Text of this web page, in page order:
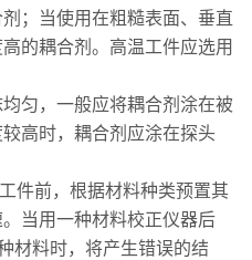
；当使用在粗糙表面、垂直
的耦合剂。高温工件应选用
，一般应将耦合剂涂在被
高时，耦合剂应涂在探头
前，根据材料种类预置其
当用一种材料校正仪器后
材料时，将产生错误的结